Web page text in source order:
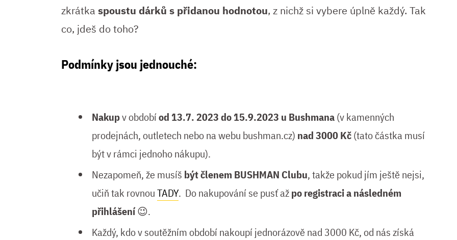
zkrátka spoustu dárků s přidanou hodnotou, z nichž si vybere úplně každý. Tak
co, jdeš do toho?
Podmínky jsou jednouché:
Nakupv obdobíod 13.7. 2023do 15.9.2023 u Bushmana(v kamenných
prodejnách, outletech nebo na webu bushman.cz) nad 3000 Kč(tato částka musí
být v rámci jednoho nákupu).
Nezapomeň, že musíš být členem BUSHMAN Clubu, takže pokud jím ještě nejsi,
učiň tak rovnouTADY. Do nakupování se pusť ažpo registraci a následném
přihlášení😉.
Každý, kdo v soutěžním období nakoupí jednorázově nad 3000 Kč, od nás získá